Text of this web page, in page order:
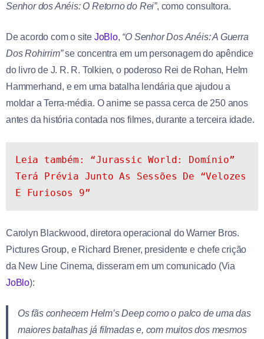
Senhor dos Anéis: O Retorno do Rei”, como consultora.
De acordo com o site JoBlo, “O Senhor Dos Anéis: A Guerra
Dos Rohirrim”se concentra em um personagem do apêndice
do livro de J. R. R. Tolkien, o poderoso Rei de Rohan, Helm
Hammerhand, e em uma batalha lendária que ajudou a
moldar a Terra-média. O anime se passa cerca de 250 anos
antes da história contada nos filmes, durante a terceira idade.
Leia também: “Jurassic World: Domínio”
Terá Prévia Junto As Sessões De “Velozes
E Furiosos 9”
Carolyn Blackwood, diretora operacional do Warner Bros.
Pictures Group, e Richard Brener, presidente e chefe crição
da New Line Cinema, disseram em um comunicado (Via
JoBlo):
Os fãs conhecem Helm’s Deep como o palco de uma das
maiores batalhas já filmadas e, com muitos dos mesmos